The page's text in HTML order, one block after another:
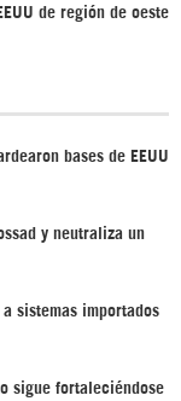
de región de oeste
bases de EEUU
y neutraliza un
sistemas importados
sigue fortaleciéndose